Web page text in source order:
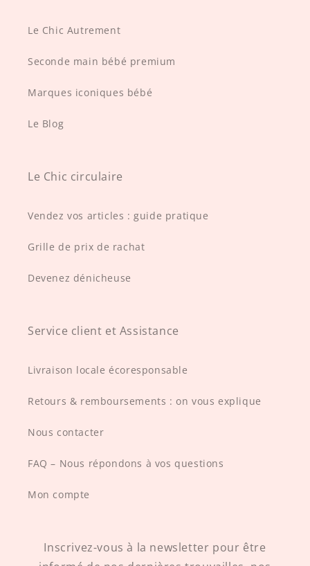
Le Chic Autrement
Seconde main bébé premium
Marques iconiques bébé
Le Blog
Le Chic circulaire
Vendez vos articles : guide pratique
Grille de prix de rachat
Devenez dénicheuse
Service client et Assistance
Livraison locale écoresponsable
Retours & remboursements : on vous explique
Nous contacter
FAQ – Nous répondons à vos questions
Mon compte
Inscrivez-vous à la newsletter pour être